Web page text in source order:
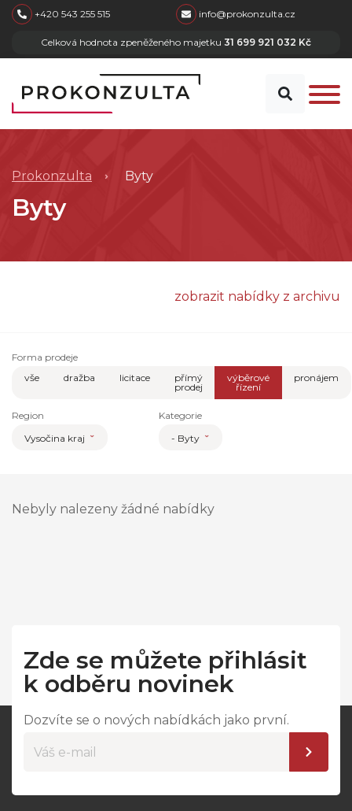
skip to main content
+420 543 255 515 info@prokonzulta.cz
Celková hodnota zpeněženého majetku 31 699 921 032 Kč
Prokonzulta Byty
Byty
zobrazit nabídky z archivu
Forma prodeje
vše
dražba licitace
přímý
prodej
výběrové
řízení
pronájem
Region
Vysočina kraj
Kategorie
- Byty
Nebyly nalezeny žádné nabídky
Zde se můžete přihlásit
k odběru novinek
Dozvíte se o nových nabídkách jako první.